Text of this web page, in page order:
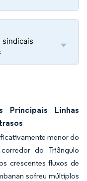
sindicais
Principais Linhas
menor do
do Triângulo
crescentes fluxos de
sofreu múltiplos